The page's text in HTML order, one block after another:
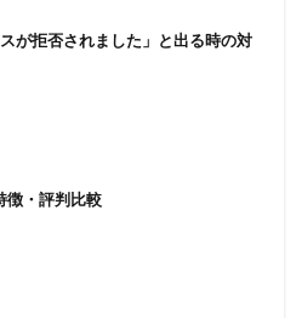
が拒否されました」と出る時の対
徴・評判比較